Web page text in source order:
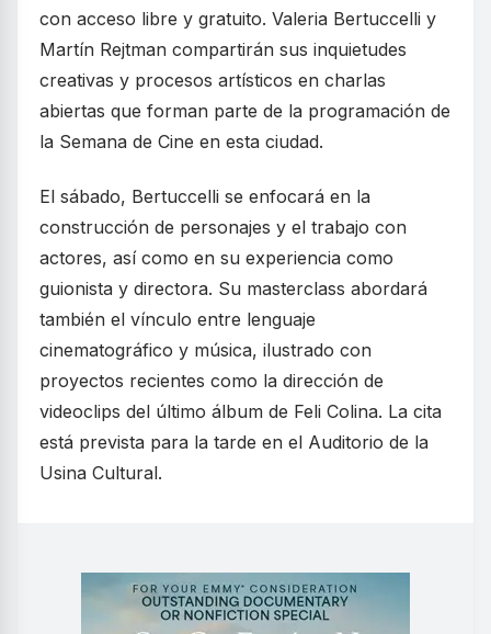
con acceso libre y gratuito. Valeria Bertuccelli y
Martín Rejtman compartirán sus inquietudes
creativas y procesos artísticos en charlas
abiertas que forman parte de la programación de
la Semana de Cine en esta ciudad.
El sábado, Bertuccelli se enfocará en la
construcción de personajes y el trabajo con
actores, así como en su experiencia como
guionista y directora. Su masterclass abordará
también el vínculo entre lenguaje
cinematográfico y música, ilustrado con
proyectos recientes como la dirección de
videoclips del último álbum de Feli Colina. La cita
está prevista para la tarde en el Auditorio de la
Usina Cultural.